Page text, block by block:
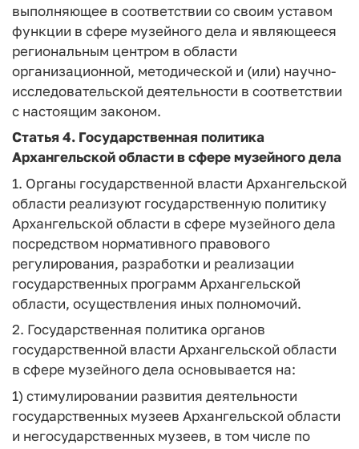
выполняющее в соответствии со своим уставом
функции в сфере музейного дела и являющееся
региональным центром в области
организационной, методической и (или) научно-
исследовательской деятельности в соответствии
с настоящим законом.
Статья 4. Государственная политика
Архангельской области в сфере музейного дела
1. Органы государственной власти Архангельской
области реализуют государственную политику
Архангельской области в сфере музейного дела
посредством нормативного правового
регулирования, разработки и реализации
государственных программ Архангельской
области, осуществления иных полномочий.
2. Государственная политика органов
государственной власти Архангельской области
в сфере музейного дела основывается на:
1) стимулировании развития деятельности
государственных музеев Архангельской области
и негосударственных музеев, в том числе по